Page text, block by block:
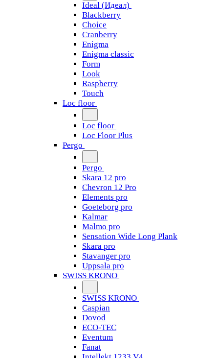
Ideal (Идеал)
Blackberry
Choice
Cranberry
Enigma
Enigma classic
Form
Look
Raspberry
Touch
Loc floor
Loc floor
Loc Floor Plus
Pergo
Pergo
Skara 12 pro
Chevron 12 Pro
Elements pro
Goeteborg pro
Kalmar
Malmo pro
Sensation Wide Long Plank
Skara pro
Stavanger pro
Uppsala pro
SWISS KRONO
SWISS KRONO
Caspian
Dovod
ECO-TEC
Eventum
Fanat